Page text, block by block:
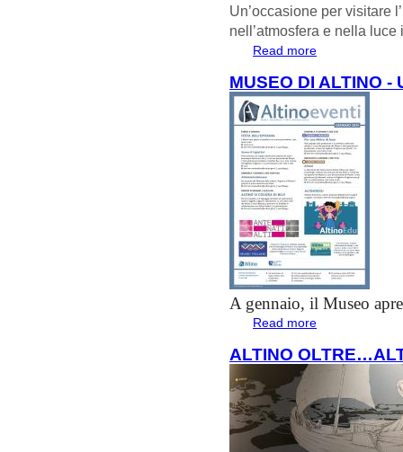
Un’occasione per visitare
nell’atmosfera e nella
Read more
MUSEO DI ALTINO -
A gennaio, il Museo apre
Read more
ALTINO